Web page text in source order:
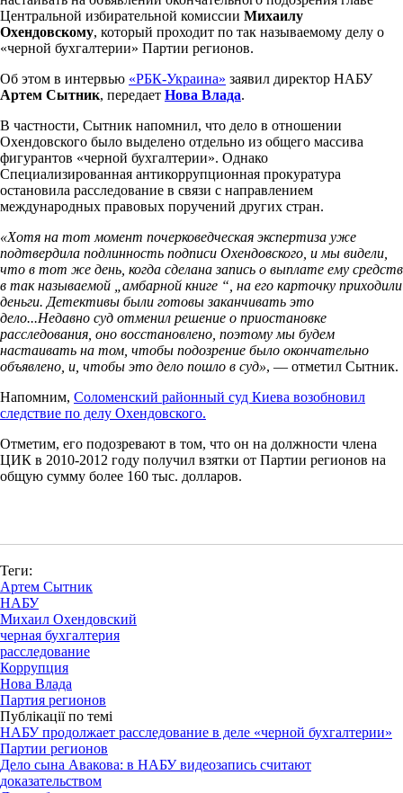
Центральной избирательной комиссии Михаилу
Охендовскому, который проходит по так называемому делу о
«черной бухгалтерии» Партии регионов.
Об этом в интервью «РБК-Украина» заявил директор НАБУ
Артем Сытник, передает Нова Влада.
В частности, Сытник напомнил, что дело в отношении
Охендовского было выделено отдельно из общего массива
фигурантов «черной бухгалтерии». Однако
Специализированная антикоррупционная прокуратура
остановила расследование в связи с направлением
международных правовых поручений других стран.
«Хотя на тот момент почерковедческая экспертиза уже
подтвердила подлинность подписи Охендовского, и мы видели,
что в тот же день, когда сделана запись о выплате ему средств
в так называемой „амбарной книге “, на его карточку приходили
деньги. Детективы были готовы заканчивать это
дело...Недавно суд отменил решение о приостановке
расследования, оно восстановлено, поэтому мы будем
настаивать на том, чтобы подозрение было окончательно
объявлено, и, чтобы это дело пошло в суд», — отметил Сытник.
Напомним, Соломенский районный суд Киева возобновил
следствие по делу Охендовского.
Отметим, его подозревают в том, что он на должности члена
ЦИК в 2010-2012 году получил взятки от Партии регионов на
общую сумму более 160 тыс. долларов.
Теги:
Артем Сытник
НАБУ
Михаил Охендовский
черная бухгалтерия
расследование
Коррупция
Нова Влада
Партия регионов
Публікації по темі
НАБУ продолжает расследование в деле «черной бухгалтерии»
Партии регионов
Дело сына Авакова: в НАБУ видеозапись считают
доказательством